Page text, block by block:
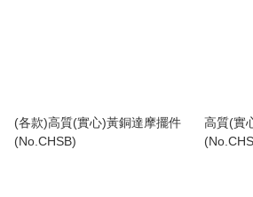
(各款)高質(實心)黃銅達摩擺件
(No.CHSB)
高質(實